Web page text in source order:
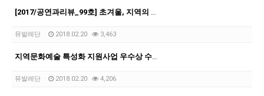
[2017/공연과리뷰_99호] 초겨울, 지역의 춤 공연 두 편
뮤발레단 2018.02.20 3,463
지역문화예술 특성화 지원사업 우수상 수상 <카페 아루스>
뮤발레단 2018.02.20 4,206